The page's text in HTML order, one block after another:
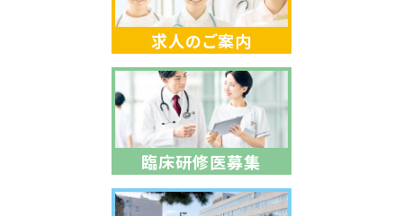
求人のご案内
臨床研修医募集